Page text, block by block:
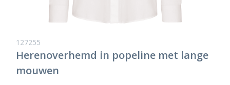
127255
Herenoverhemd in popeline met lange
mouwen